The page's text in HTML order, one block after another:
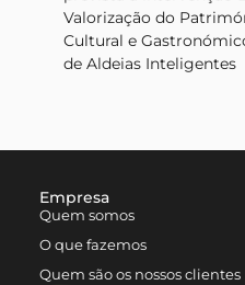
Valorização do
Cultural e
de Aldeias Inteligentes
Empresa
Quem somos
O que fazemos
Quem são os nossos clientes